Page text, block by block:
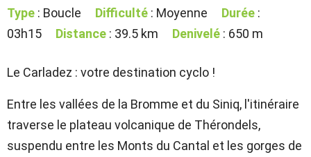
Type : Boucle Difficulté : Moyenne Durée :
03h15
Distance : 39.5 km Denivelé : 650 m
Le Carladez : votre destination cyclo !
Entre les vallées de la Bromme et du Siniq, l'itinéraire
traverse le plateau volcanique de Thérondels,
suspendu entre les Monts du Cantal et les gorges de